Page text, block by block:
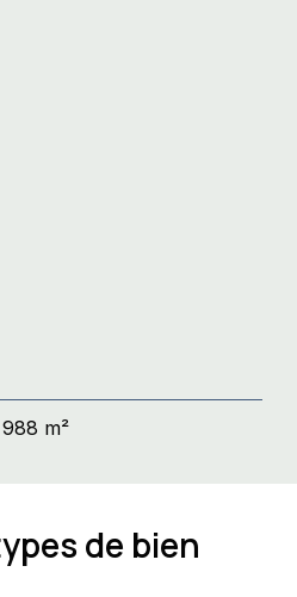
m²
de bien